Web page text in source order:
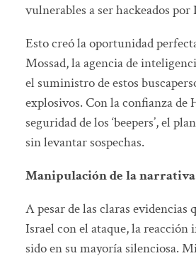
vulnerables a ser hackeados por
Esto creó la oportunidad
Mossad, la agencia de
el suministro de estos
explosivos. Con la confianza de
seguridad de los ‘beepers’, el
sin levantar sospechas.
Manipulación de la
A pesar de las claras evidencias
Israel con el ataque, la reacción
sido en su mayoría silenciosa.